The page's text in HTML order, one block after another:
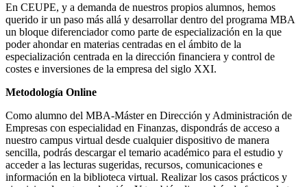
En CEUPE, y a demanda de nuestros propios alumnos, hemos
querido ir un paso más allá y desarrollar dentro del programa MBA
un bloque diferenciador como parte de especialización en la que
poder ahondar en materias centradas en el ámbito de la
especialización centrada en la dirección financiera y control de
costes e inversiones de la empresa del siglo XXI.
Metodología Online
Como alumno del MBA-Máster en Dirección y Administración de
Empresas con especialidad en Finanzas, dispondrás de acceso a
nuestro campus virtual desde cualquier dispositivo de manera
sencilla, podrás descargar el temario académico para el estudio y
acceder a las lecturas sugeridas, recursos, comunicaciones e
información en la biblioteca virtual. Realizar los casos prácticos y